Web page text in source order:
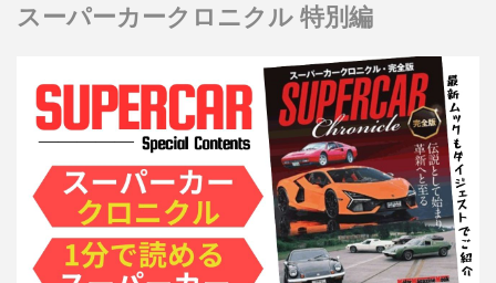
スーパーカークロニクル 特別編